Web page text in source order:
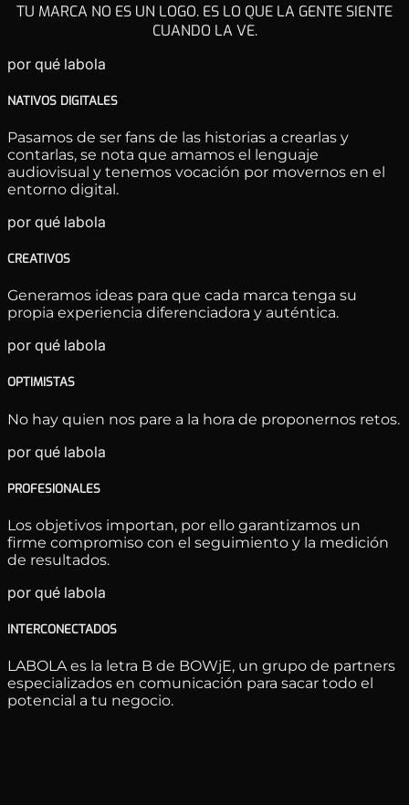
TU MARCA NO ES UN LOGO. ES LO QUE LA GENTE SIENTE
CUANDO LA VE.
por qué labola
NATIVOS DIGITALES
Pasamos de ser fans de las historias a crearlas y
contarlas, se nota que amamos el lenguaje
audiovisual y tenemos vocación por movernos en el
entorno digital.
por qué labola
CREATIVOS
Generamos ideas para que cada marca tenga su
propia experiencia diferenciadora y auténtica.
por qué labola
OPTIMISTAS
No hay quien nos pare a la hora de proponernos retos.
por qué labola
PROFESIONALES
Los objetivos importan, por ello garantizamos un
firme compromiso con el seguimiento y la medición
de resultados.
por qué labola
INTERCONECTADOS
LABOLA es la letra B de BOWjE, un grupo de partners
especializados en comunicación para sacar todo el
potencial a tu negocio.